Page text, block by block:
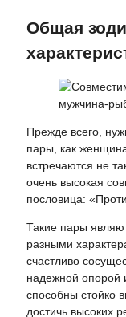
Общая
Прежде всего,
пары, как
встречаются не
очень высокая
пословица:
Такие пары
разными
счастливо
надежной опорой
способны стойко
достичь высоких